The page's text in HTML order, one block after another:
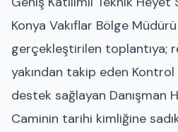
Konya Vakıflar Bölge Müdürü
gerçekleştirilen toplantıya;
yakından takip eden
destek sağlayan Danışman
Caminin tarihi kimliğine